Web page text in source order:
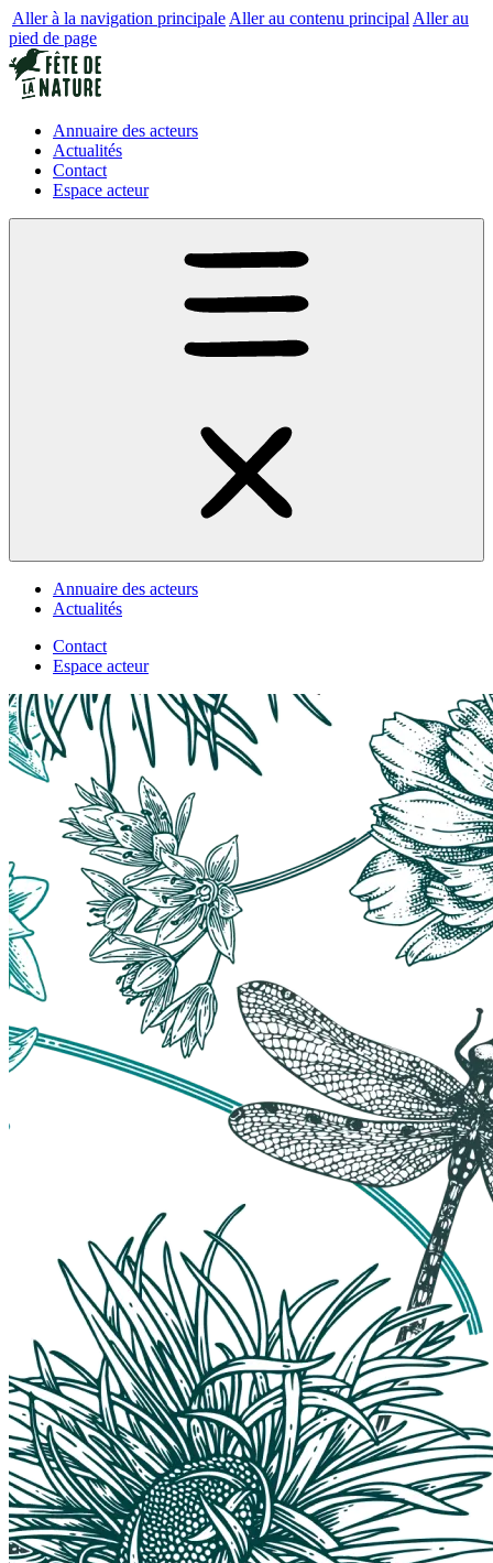
Aller à la navigation principale Aller au contenu principal Aller au
pied de page
Annuaire des acteurs
Actualités
Contact
Espace acteur
Annuaire des acteurs
Actualités
Contact
Espace acteur